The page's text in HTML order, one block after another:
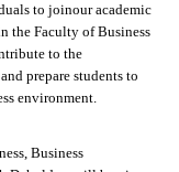
to joinour academic
the Faculty of Business
to the
prepare students to
environment.
Business